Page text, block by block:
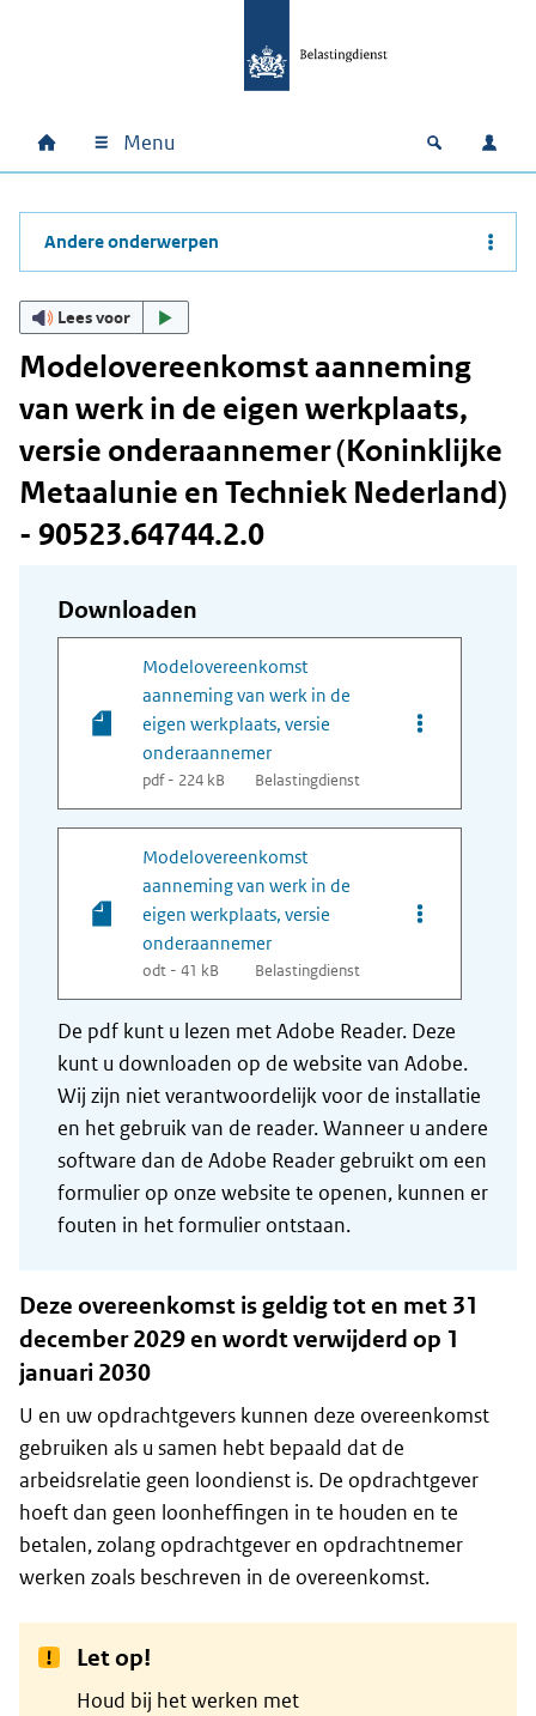
Hoofdnavigatie
Home Menu Open
Andere onderwerpen
Lees voor
Modelovereenkomst aanneming
van werk in de eigen werkplaats,
versie onderaannemer (Koninklijke
Metaalunie en Techniek Nederland)
- 90523.64744.2.0
Downloaden
Modelovereenkomst
aanneming van werk in de
eigen werkplaats, versie
onderaannemer
pdf - 224 kB Belastingdienst
Opties van
Modelovereenkomst
aanneming van werk in de
eigen werkplaats, versie
onderaannemer
odt - 41 kB Belastingdienst
Opties van
De pdf kunt u lezen met Adobe Reader. Deze
kunt u downloaden op de website van Adobe.
Wij zijn niet verantwoordelijk voor de installatie
en het gebruik van de reader. Wanneer u andere
software dan de Adobe Reader gebruikt om een
formulier op onze website te openen, kunnen er
fouten in het formulier ontstaan.
Deze overeenkomst is geldig tot en met 31
december 2029 en wordt verwijderd op 1
januari 2030
U en uw opdrachtgevers kunnen deze overeenkomst
gebruiken als u samen hebt bepaald dat de
arbeidsrelatie geen loondienst is. De opdrachtgever
hoeft dan geen loonheffingen in te houden en te
betalen, zolang opdrachtgever en opdrachtnemer
werken zoals beschreven in de overeenkomst.
Let op!
Houd bij het werken met